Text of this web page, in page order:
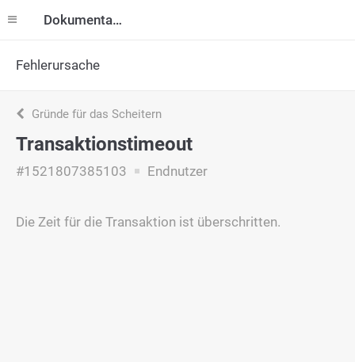
Dokumentation
Fehlerursache
Gründe für das Scheitern
Transaktionstimeout
#1521807385103 Endnutzer
Die Zeit für die Transaktion ist überschritten.